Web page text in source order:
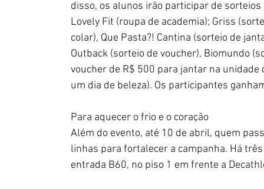
disso, os alunos irão participar de
Lovely Fit (roupa de academia); Griss
colar), Que Pasta?! Cantina (sorteio de
Outback (sorteio de voucher), Biomundo
voucher de R$ 500 para jantar na
um dia de beleza). Os participantes
Para aquecer o frio e o coração
Além do evento, até 10 de abril, quem
linhas para fortalecer a campanha. Há
entrada B60, no piso 1 em frente a